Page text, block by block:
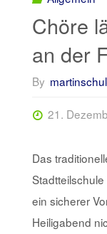
Chöre
an der
By
21.
Das
ein sicherer
Heiligabend